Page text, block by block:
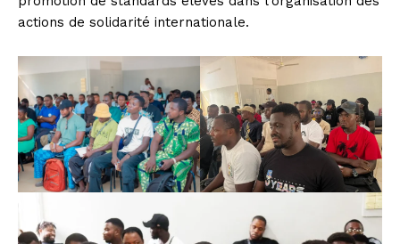
actions de solidarité internationale.